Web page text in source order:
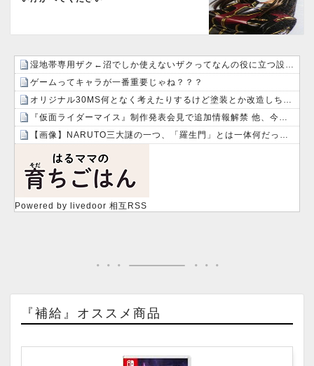
湿地帯専用ザク←沼でしか使えないザクってなんの役に立つ設定なんだ？
ゲームってキャラが一番重要じゃね？？？
オリジナル30MS何となく考えたりするけど塗装とか改造しちゃったら元の姿に戻せない！勿体無い！って日和る！！
『仮面ライダーマイス』制作発表会見で追加情報解禁 他、今週の備忘録（2026/7/31～2026/8/6）
【画像】NARUTO三大謎の一つ、「羅生門」とは一体何だったのか！？
Powered by livedoor 相互RSS
『補給』オススメ商品